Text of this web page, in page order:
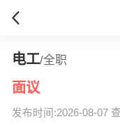
电工/全职
面议
发布时间:2026-08-07